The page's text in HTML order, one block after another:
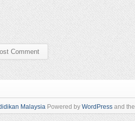
Malaysia Powered by WordPress and